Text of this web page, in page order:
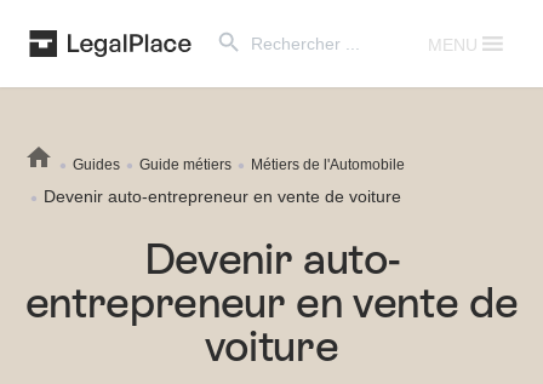
for:
MENU
Guides Guide métiers Métiers de l'Automobile
Devenir auto-entrepreneur en vente de voiture
Devenir auto-
entrepreneur en vente de
voiture